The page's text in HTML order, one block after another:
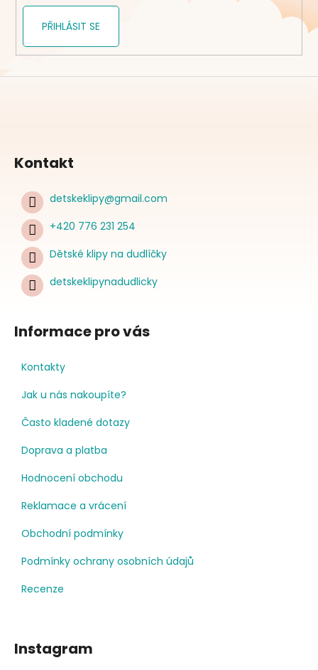
PŘIHLÁSIT SE
Kontakt
detskeklipy@gmail.com
+420 776 231 254
Dětské klipy na dudlíčky
detskeklipynadudlicky
Informace pro vás
Kontakty
Jak u nás nakoupíte?
Často kladené dotazy
Doprava a platba
Hodnocení obchodu
Reklamace a vrácení
Obchodní podmínky
Podmínky ochrany osobních údajů
Recenze
Instagram